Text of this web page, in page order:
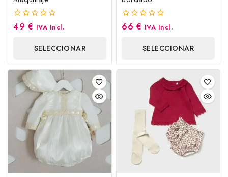
0
49 € IVA Incl.
SELECCIONAR
OPCIONES
0
66 € IVA Incl.
SELECCIONAR
OPCIONES